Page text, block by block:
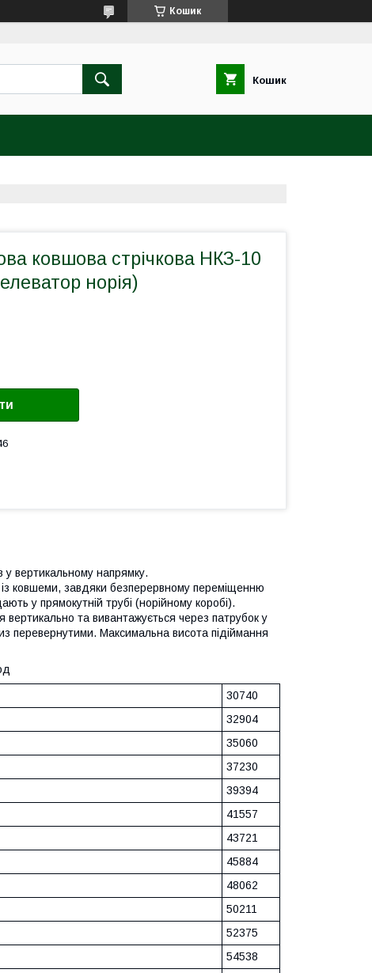
Кошик
Кошик
ковшова стрічкова НКЗ-10
норія)
у вертикальному напрямку.
ковшеми, завдяки безперервному переміщенню
у прямокутній трубі (норійному коробі).
та вивантажується через патрубок у
перевернутими. Максимальна висота підіймання
30740
32904
35060
37230
39394
41557
43721
45884
48062
50211
52375
54538